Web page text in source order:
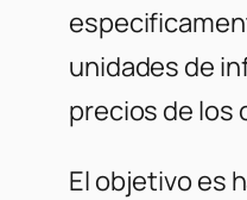
unidades de
precios de los
El objetivo es